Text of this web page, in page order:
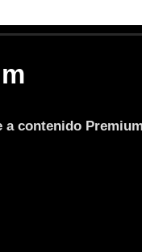
contenido